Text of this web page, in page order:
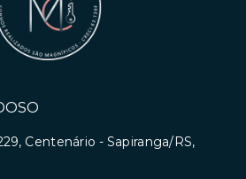
Centenário - Sapiranga/RS,